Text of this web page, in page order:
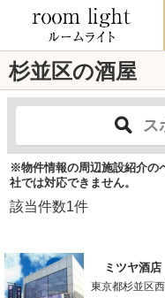
杉並区の酒屋
ス
※物件情報の周辺施設紹介の
社では対応できません。
該当件数1件
ミツヤ酒店
東京都杉並区